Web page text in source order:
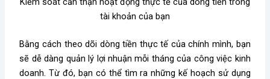
tài khoản của bạn
Bằng cách theo dõi dòng tiền thực tế của chính mình, bạn
sẽ dễ dàng quản lý lợi nhuận mỗi tháng của công việc kinh
doanh. Từ đó, bạn có thể tìm ra những kế hoạch sử dụng